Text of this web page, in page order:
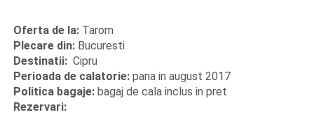
Oferta de la: Tarom
Plecare din:Bucuresti
Destinatii: Cipru
Perioada de calatorie:pana in august 2017
Politica bagaje:bagaj de cala inclus in pret
Rezervari: